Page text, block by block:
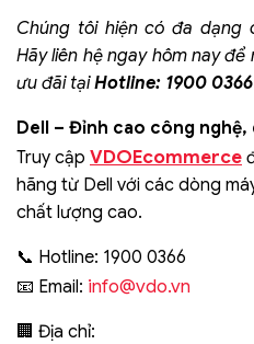
Chúng tôi hiện có đa dạng
Hãy liên hệ ngay hôm nay
ưu đãi tạiHotline: 1900 0366
Dell – Đỉnh cao công nghệ,
Truy cập VDOEcommerce
hãng từ Dell với các dòng
chất lượng cao.
📞 Hotline: 1900 0366
📧 Email: info@vdo.vn
🏢 Địa chỉ: